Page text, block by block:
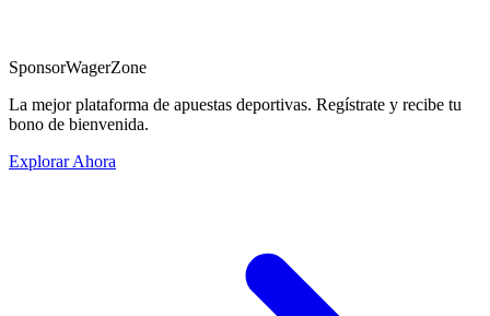
SponsorWagerZone
La mejor plataforma de apuestas deportivas. Regístrate y recibe tu
bono de bienvenida.
Explorar Ahora